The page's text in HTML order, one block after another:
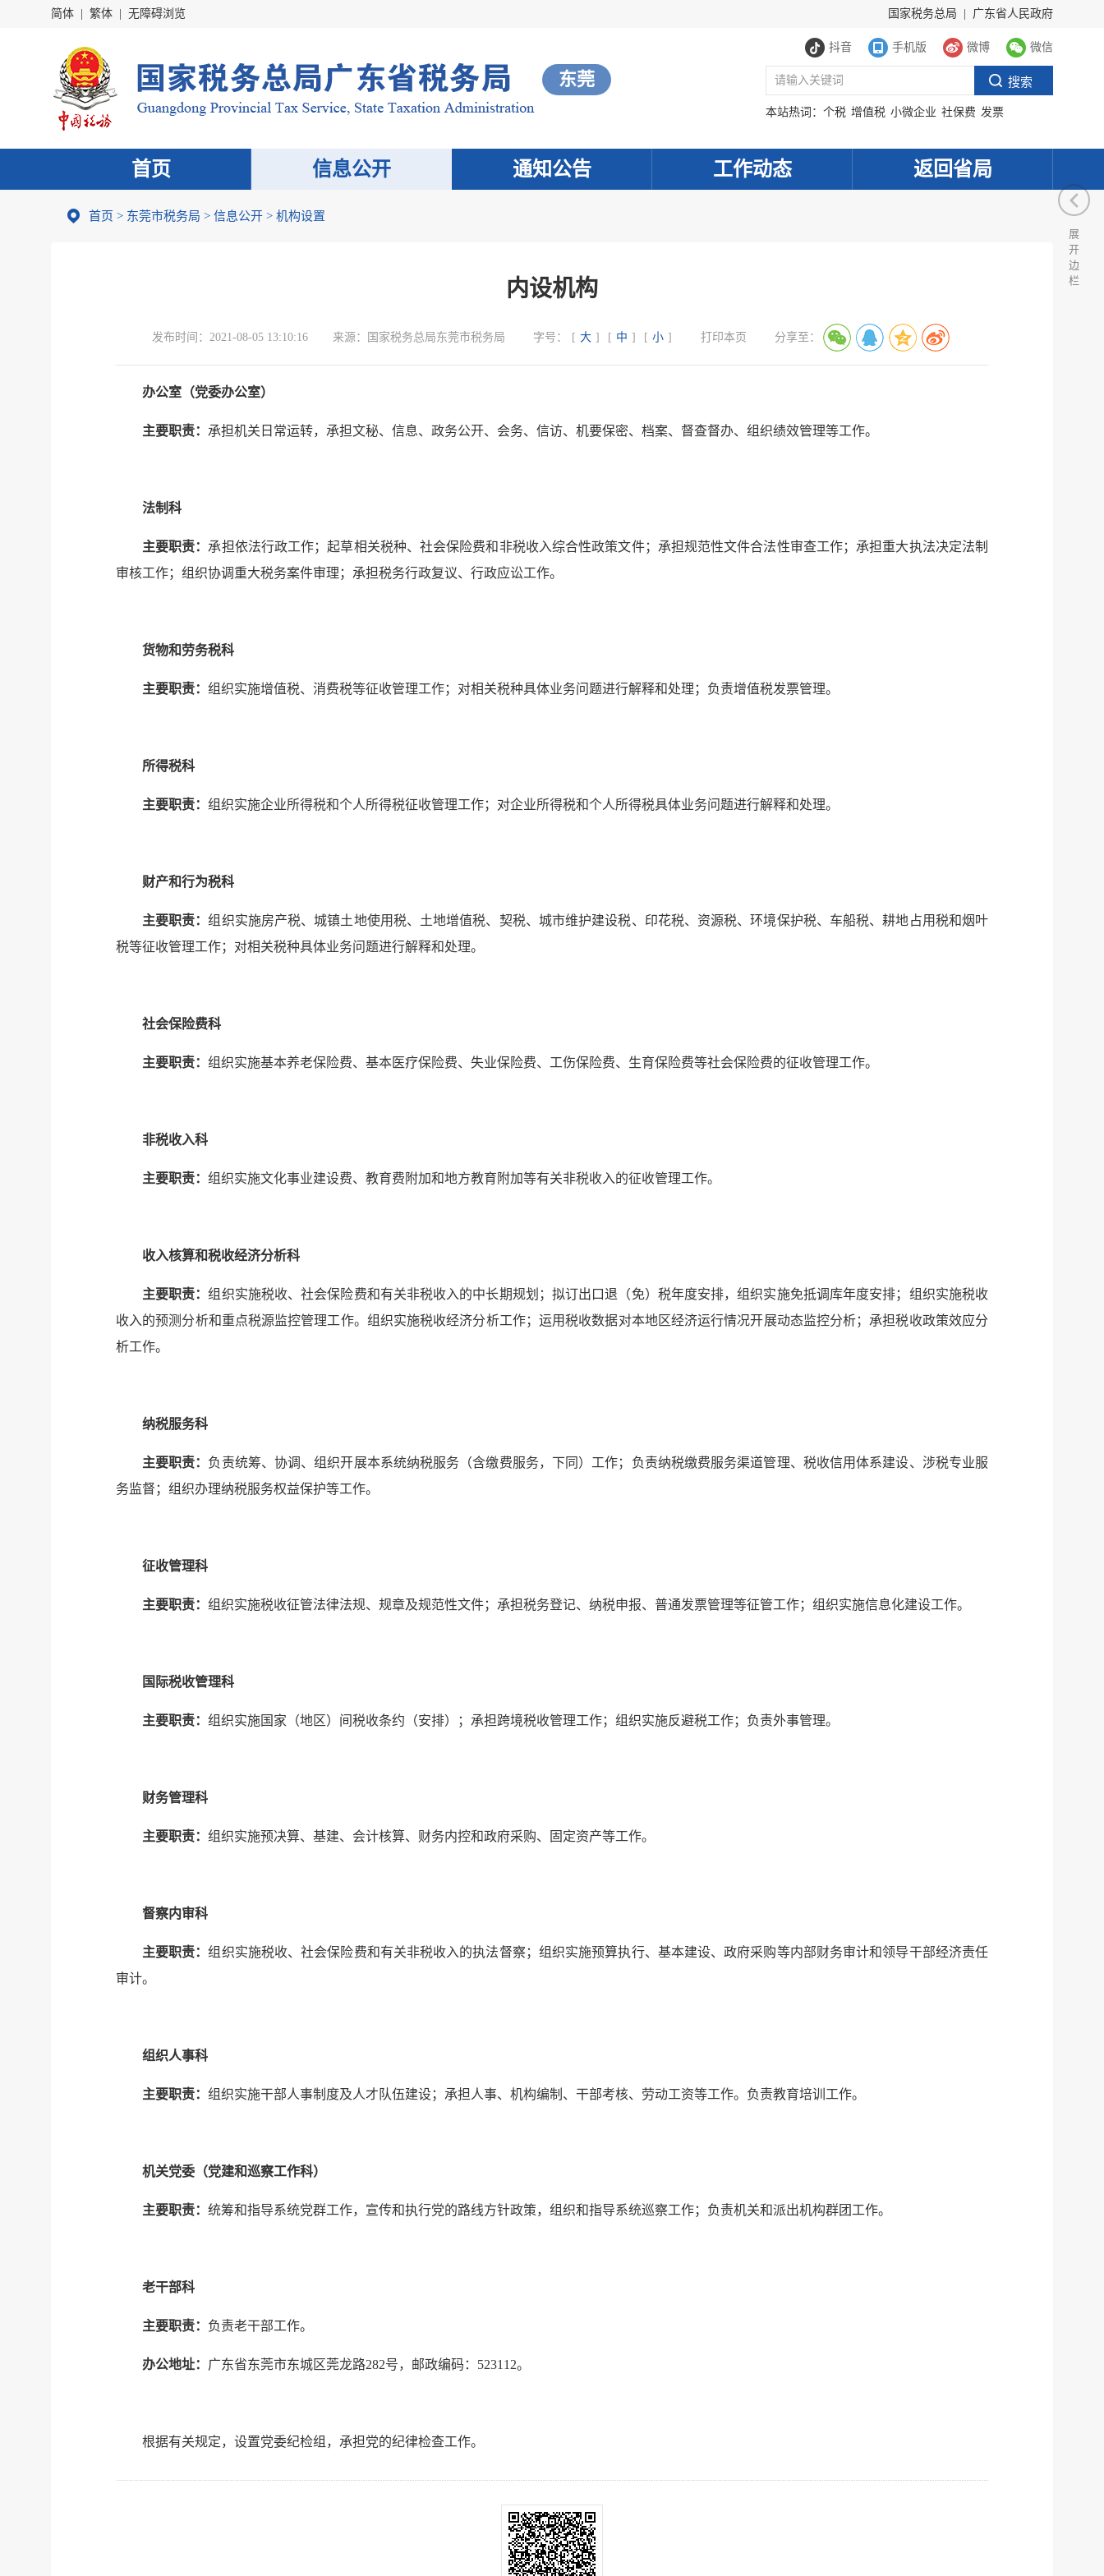
简体 繁体 无障碍浏览 国家税务总局 广东省人民政府
抖音 手机版 微博 微信
东莞
本站热词： 个税 增值税 小微企业 社保费 发票
首页 信息公开 通知公告 工作动态 返回省局
首页 > 东莞市税务局 > 信息公开 > 机构设置
内设机构
发布时间： 2021-08-05 13:10:16 来源： 国家税务总局东莞市税务局 字号： [ 大 ] [ 中 ] [ 小 ] 打印本页 分享至：
办公室（党委办公室）
主要职责： 承担机关日常运转，承担文秘、信息、政务公开、会务、信访、机要保密、档案、督查督办、组织绩效管理等工作。
法制科
主要职责： 承担依法行政工作；起草相关税种、社会保险费和非税收入综合性政策文件；承担规范性文件合法性审查工作；承担重大执法决定法制
审核工作；组织协调重大税务案件审理；承担税务行政复议、行政应讼工作。
货物和劳务税科
主要职责： 组织实施增值税、消费税等征收管理工作；对相关税种具体业务问题进行解释和处理；负责增值税发票管理。
所得税科
主要职责： 组织实施企业所得税和个人所得税征收管理工作；对企业所得税和个人所得税具体业务问题进行解释和处理。
财产和行为税科
主要职责：组织实施房产税、城镇土地使用税、土地增值税、契税、城市维护建设税、印花税、资源税、环境保护税、车船税、耕地占用税和烟叶
税等征收管理工作；对相关税种具体业务问题进行解释和处理。
社会保险费科
主要职责： 组织实施基本养老保险费、基本医疗保险费、失业保险费、工伤保险费、生育保险费等社会保险费的征收管理工作。
非税收入科
主要职责： 组织实施文化事业建设费、教育费附加和地方教育附加等有关非税收入的征收管理工作。
收入核算和税收经济分析科
主要职责：组织实施税收、社会保险费和有关非税收入的中长期规划；拟订出口退（免）税年度安排，组织实施免抵调库年度安排；组织实施税收
收入的预测分析和重点税源监控管理工作。组织实施税收经济分析工作；运用税收数据对本地区经济运行情况开展动态监控分析；承担税收政策效应分
析工作。
纳税服务科
主要职责： 负责统筹、协调、组织开展本系统纳税服务（含缴费服务，下同）工作；负责纳税缴费服务渠道管理、税收信用体系建设、涉税专业服
务监督；组织办理纳税服务权益保护等工作。
征收管理科
主要职责： 组织实施税收征管法律法规、规章及规范性文件；承担税务登记、纳税申报、普通发票管理等征管工作；组织实施信息化建设工作。
国际税收管理科
主要职责： 组织实施国家（地区）间税收条约（安排）；承担跨境税收管理工作；组织实施反避税工作；负责外事管理。
财务管理科
主要职责： 组织实施预决算、基建、会计核算、财务内控和政府采购、固定资产等工作。
督察内审科
主要职责：组织实施税收、社会保险费和有关非税收入的执法督察；组织实施预算执行、基本建设、政府采购等内部财务审计和领导干部经济责任
审计。
组织人事科
主要职责： 组织实施干部人事制度及人才队伍建设；承担人事、机构编制、干部考核、劳动工资等工作。负责教育培训工作。
机关党委（党建和巡察工作科）
主要职责： 统筹和指导系统党群工作，宣传和执行党的路线方针政策，组织和指导系统巡察工作；负责机关和派出机构群团工作。
老干部科
主要职责： 负责老干部工作。
办公地址： 广东省东莞市东城区莞龙路282号，邮政编码：523112。
根据有关规定，设置党委纪检组，承担党的纪律检查工作。
展
开
边
栏